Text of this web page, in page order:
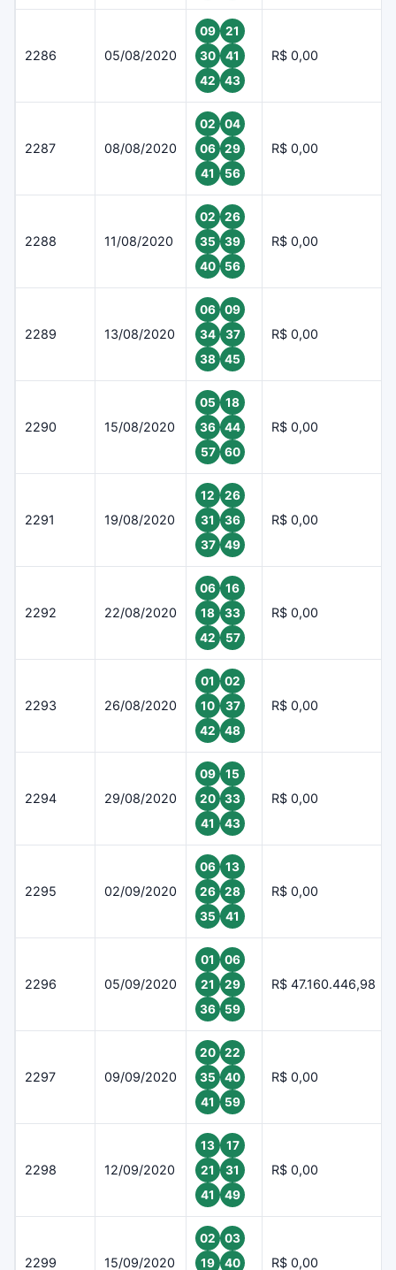
2286 05/08/2020
09
21
30
41
42
43
R$ 0,00
2287 08/08/2020
02
04
06
29
41
56
R$ 0,00
2288 11/08/2020
02
26
35
39
40
56
R$ 0,00
2289 13/08/2020
06
09
34
37
38
45
R$ 0,00
2290 15/08/2020
05
18
36
44
57
60
R$ 0,00
2291 19/08/2020
12
26
31
36
37
49
R$ 0,00
2292 22/08/2020
06
16
18
33
42
57
R$ 0,00
2293 26/08/2020
01
02
10
37
42
48
R$ 0,00
2294 29/08/2020
09
15
20
33
41
43
R$ 0,00
2295 02/09/2020
06
13
26
28
35
41
R$ 0,00
2296 05/09/2020
01
06
21
29
36
59
R$ 47.160.446,98
2297 09/09/2020
20
22
35
40
41
59
R$ 0,00
2298 12/09/2020
13
17
21
31
41
49
R$ 0,00
2299 15/09/2020
02
03
19
40 R$ 0,00